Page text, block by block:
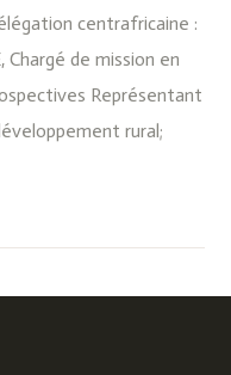
centrafricaine :
de mission en
Représentant
rural;